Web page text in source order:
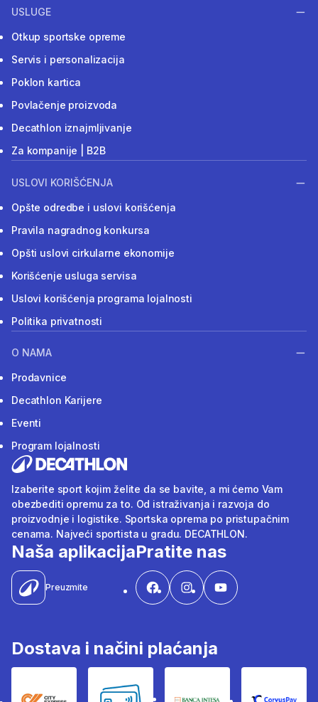
USLUGE
Otkup sportske opreme
Servis i personalizacija
Poklon kartica
Povlačenje proizvoda
Decathlon iznajmljivanje
Za kompanije | B2B
USLOVI KORIŠĆENJA
Opšte odredbe i uslovi korišćenja
Pravila nagradnog konkursa
Opšti uslovi cirkularne ekonomije
Korišćenje usluga servisa
Uslovi korišćenja programa lojalnosti
Politika privatnosti
O NAMA
Prodavnice
Decathlon Karijere
Eventi
Program lojalnosti
Izaberite sport kojim želite da se bavite, a mi ćemo Vam
obezbediti opremu za to. Od istraživanja i razvoja do
proizvodnje i logistike. Sportska oprema po pristupačnim
cenama. Najveći sportista u gradu. DECATHLON.
Naša aplikacija
Preuzmite
Pratite nas
Dostava i načini plaćanja